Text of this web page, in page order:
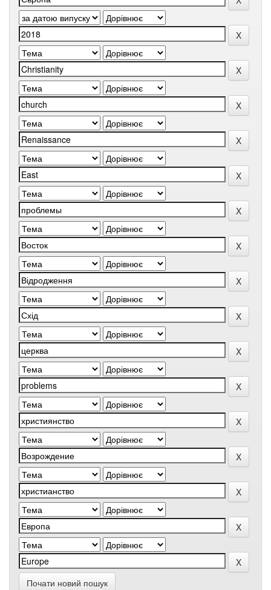
Почати новий пошук